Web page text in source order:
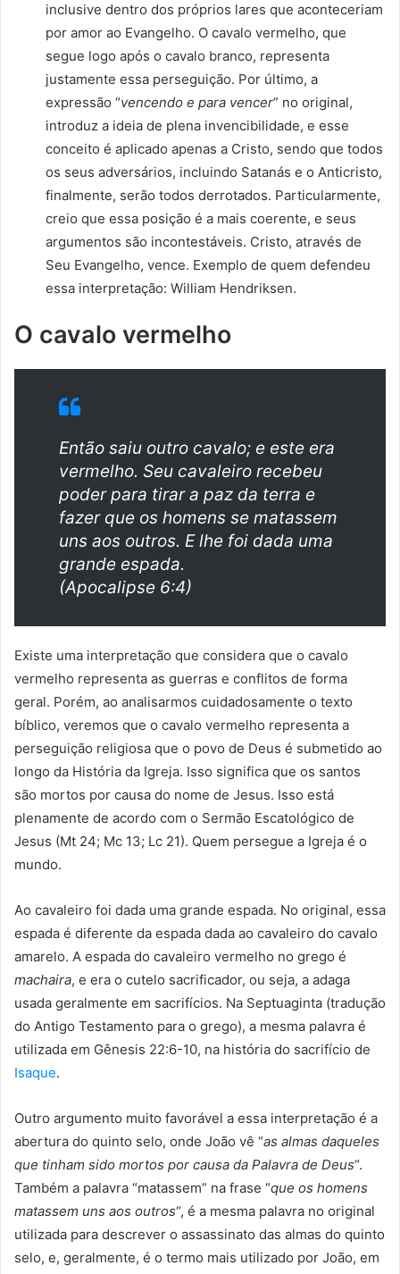
inclusive dentro dos próprios lares que aconteceriam
por amor ao Evangelho. O cavalo vermelho, que
segue logo após o cavalo branco, representa
justamente essa perseguição. Por último, a
expressão “vencendo e para vencer” no original,
introduz a ideia de plena invencibilidade, e esse
conceito é aplicado apenas a Cristo, sendo que todos
os seus adversários, incluindo Satanás e o Anticristo,
finalmente, serão todos derrotados. Particularmente,
creio que essa posição é a mais coerente, e seus
argumentos são incontestáveis. Cristo, através de
Seu Evangelho, vence. Exemplo de quem defendeu
essa interpretação: William Hendriksen.
O cavalo vermelho
Então saiu outro cavalo; e este era
vermelho. Seu cavaleiro recebeu
poder para tirar a paz da terra e
fazer que os homens se matassem
uns aos outros. E lhe foi dada uma
grande espada.
(Apocalipse 6:4)
Existe uma interpretação que considera que o cavalo
vermelho representa as guerras e conflitos de forma
geral. Porém, ao analisarmos cuidadosamente o texto
bíblico, veremos que o cavalo vermelho representa a
perseguição religiosa que o povo de Deus é submetido ao
longo da História da Igreja. Isso significa que os santos
são mortos por causa do nome de Jesus. Isso está
plenamente de acordo com o Sermão Escatológico de
Jesus (Mt 24; Mc 13; Lc 21). Quem persegue a Igreja é o
mundo.
Ao cavaleiro foi dada uma grande espada. No original, essa
espada é diferente da espada dada ao cavaleiro do cavalo
amarelo. A espada do cavaleiro vermelho no grego é
machaira, e era o cutelo sacrificador, ou seja, a adaga
usada geralmente em sacrifícios. Na Septuaginta (tradução
do Antigo Testamento para o grego), a mesma palavra é
utilizada em Gênesis 22:6-10, na história do sacrifício de
Isaque.
Outro argumento muito favorável a essa interpretação é a
abertura do quinto selo, onde João vê “as almas daqueles
que tinham sido mortos por causa da Palavra de Deus“.
Também a palavra “matassem” na frase “que os homens
matassem uns aos outros“, é a mesma palavra no original
utilizada para descrever o assassinato das almas do quinto
selo, e, geralmente, é o termo mais utilizado por João, em